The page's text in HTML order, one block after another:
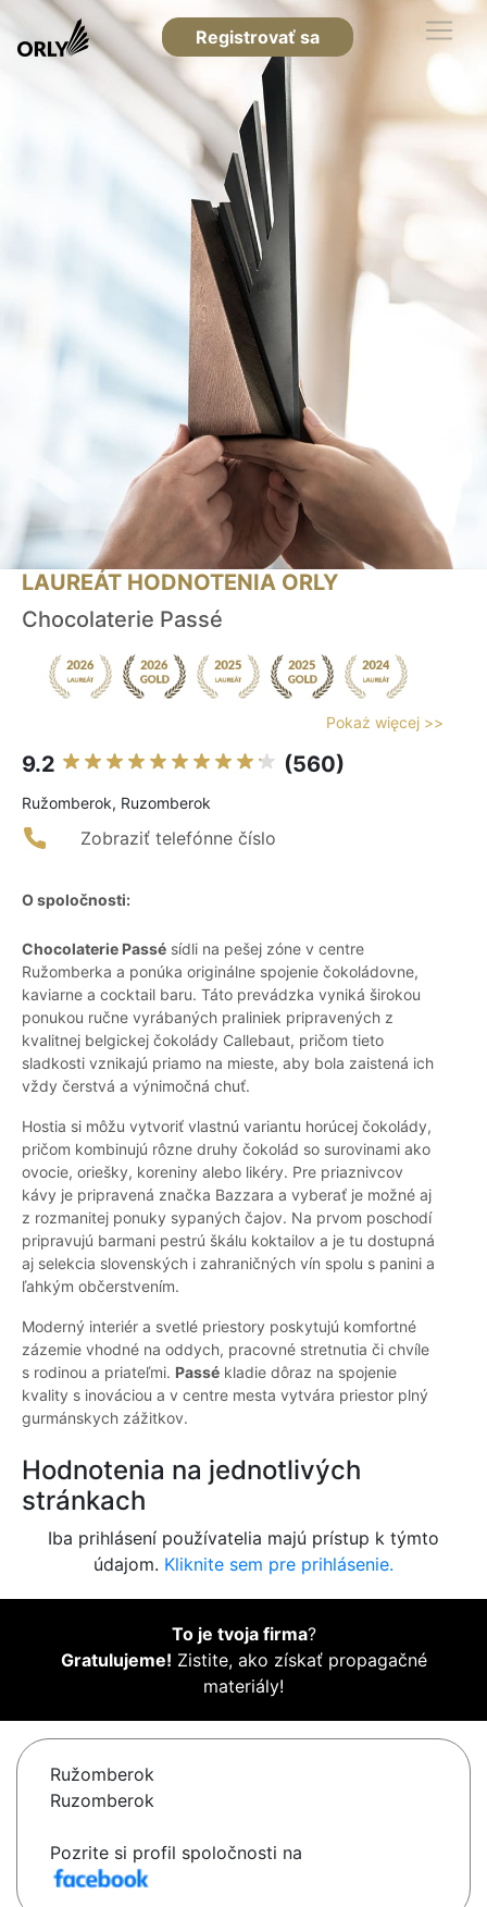
Registrovať sa
LAUREÁT HODNOTENIA ORLY
Chocolaterie Passé
Pokaż więcej >>
9.2 (560)
Ružomberok, Ruzomberok
Zobraziť telefónne číslo
O spoločnosti:
Chocolaterie Passé sídli na pešej zóne v centre
Ružomberka a ponúka originálne spojenie čokoládovne,
kaviarne a cocktail baru. Táto prevádzka vyniká širokou
ponukou ručne vyrábaných praliniek pripravených z
kvalitnej belgickej čokolády Callebaut, pričom tieto
sladkosti vznikajú priamo na mieste, aby bola zaistená ich
vždy čerstvá a výnimočná chuť.
Hostia si môžu vytvoriť vlastnú variantu horúcej čokolády,
pričom kombinujú rôzne druhy čokolád so surovinami ako
ovocie, oriešky, koreniny alebo likéry. Pre priaznivcov
kávy je pripravená značka Bazzara a vyberať je možné aj
z rozmanitej ponuky sypaných čajov. Na prvom poschodí
pripravujú barmani pestrú škálu koktailov a je tu dostupná
aj selekcia slovenských i zahraničných vín spolu s panini a
ľahkým občerstvením.
Moderný interiér a svetlé priestory poskytujú komfortné
zázemie vhodné na oddych, pracovné stretnutia či chvíle
s rodinou a priateľmi. Passé kladie dôraz na spojenie
kvality s inováciou a v centre mesta vytvára priestor plný
gurmánskych zážitkov.
Hodnotenia na jednotlivých
stránkach
Iba prihlásení používatelia majú prístup k týmto
údajom. Kliknite sem pre prihlásenie.
To je tvoja firma?
Gratulujeme! Zistite, ako získať propagačné
materiály!
Ružomberok
Ruzomberok
Pozrite si profil spoločnosti na